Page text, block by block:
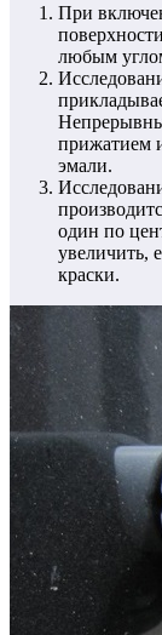
При
любым
прижатием
эмали.
один по
увеличить,
краски.